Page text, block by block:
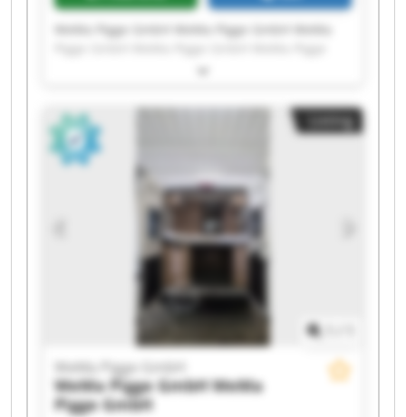
WeMa Pigge GmbH WeMa Pigge GmbH WeMa
GmbH WeMa Pigge GmbH WeMa Pigge GmbH
Pigge GmbH WeMa Pigge GmbH WeMa Pigge
GmbH WeMa Pigge GmbH WeMa Pigge GmbH
WeMa Pigge GmbH WeMa Pigge GmbH WeMa
Pigge GmbH WeMa Pigge GmbH WeMa Pigge
GmbH WeMa Pigge GmbH
Listing
WeMa Pigge GmbH
WeMa Pigge GmbHWeMa
Pigge GmbH